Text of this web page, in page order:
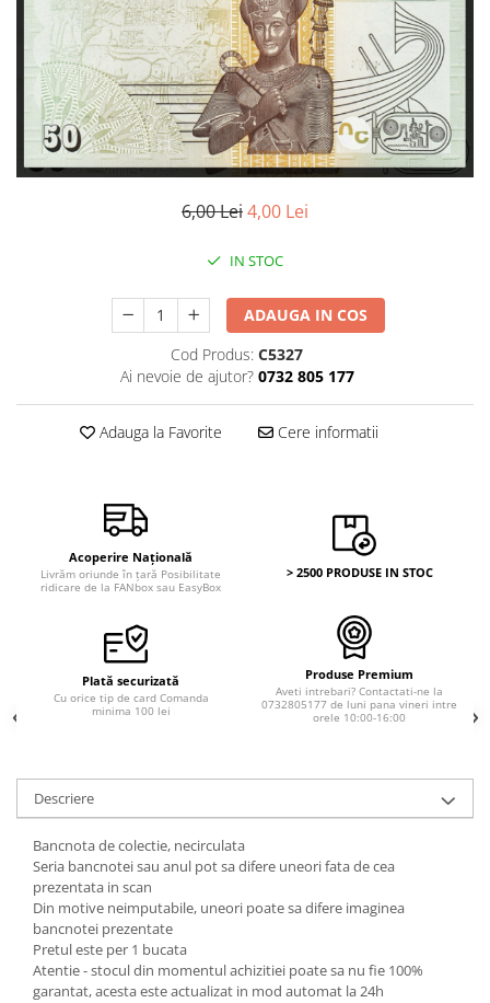
Monede Asia
Monede Australia si Oceania
Monede Euro, Eurocenti
Monede Europa
Bancnote Asia
Bancnote Australia si Oceania
Bancnote Europa
Gradate PMG
6,00 Lei4,00 Lei
IN STOC
ADAUGA IN COS
Cod Produs: C5327
Ai nevoie de ajutor? 0732 805 177
Adauga la Favorite Cere informatii
Acoperire Națională
Livrăm oriunde în țară Posibilitate
ridicare de la FANbox sau EasyBox
> 2500 PRODUSE IN STOC
Plată securizată
Cu orice tip de card Comanda
minima 100 lei
Produse Premium
Aveti intrebari? Contactati-ne la
0732805177 de luni pana vineri intre
orele 10:00-16:00
Descriere
Bancnota de colectie, necirculata
Seria bancnotei sau anul pot sa difere uneori fata de cea
prezentata in scan
Din motive neimputabile, uneori poate sa difere imaginea
bancnotei prezentate
Pretul este per 1 bucata
Atentie - stocul din momentul achizitiei poate sa nu fie 100%
garantat, acesta este actualizat in mod automat la 24h